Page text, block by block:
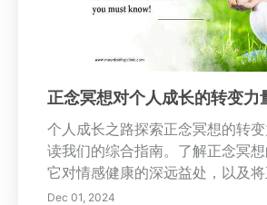
正念冥想对个人成长的转变力
个人成长之路探索正念冥想的转
读我们的综合指南。了解正念冥想
它对情感健康的深远益处，以及
生活的技巧。学习这种练习如何提
Dec 01, 2024